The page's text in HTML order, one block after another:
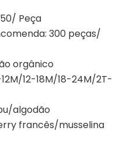
Peça
300 peças/
orgânico
12-18M/18-24M/2T-
algodão
francês/musselina